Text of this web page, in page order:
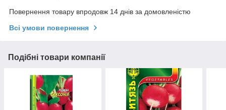
Повернення товару впродовж 14 днів за домовленістю
Всі умови повернення
Подібні товари компанії